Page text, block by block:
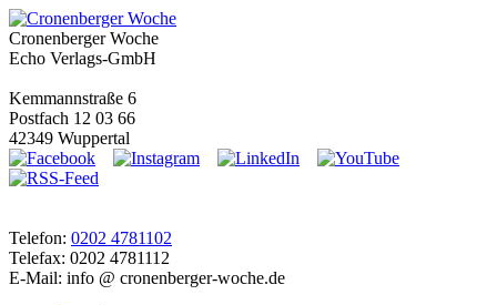
Cronenberger Woche
Echo Verlags-GmbH
Kemmannstraße 6
Postfach 12 03 66
42349 Wuppertal
Telefon: 0202 4781102
Telefax: 0202 4781112
E-Mail: info @ cronenberger-woche.de